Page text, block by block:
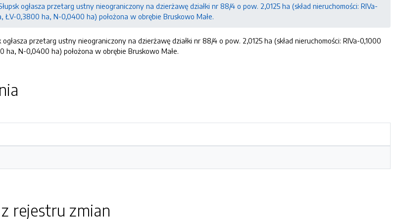
ogłasza przetarg ustny nieograniczony na dzierżawę działki nr 88/4 o pow. 2,0125 ha (skład nieruchomości: RIVa-
ŁV-0,3800 ha, N-0,0400 ha) położona w obrębie Bruskowo Małe.
przetarg ustny nieograniczony na dzierżawę działki nr 88/4 o pow. 2,0125 ha (skład nieruchomości: RIVa-0,1000
ha, N-0,0400 ha) położona w obrębie Bruskowo Małe.
rejestru zmian